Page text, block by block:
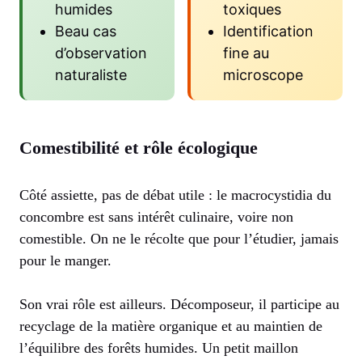
humides
Beau cas
d’observation
naturaliste
toxiques
Identification
fine au
microscope
Comestibilité et rôle écologique
Côté assiette, pas de débat utile : le macrocystidia du
concombre est sans intérêt culinaire, voire non
comestible. On ne le récolte que pour l’étudier, jamais
pour le manger.
Son vrai rôle est ailleurs. Décomposeur, il participe au
recyclage de la matière organique et au maintien de
l’équilibre des forêts humides. Un petit maillon